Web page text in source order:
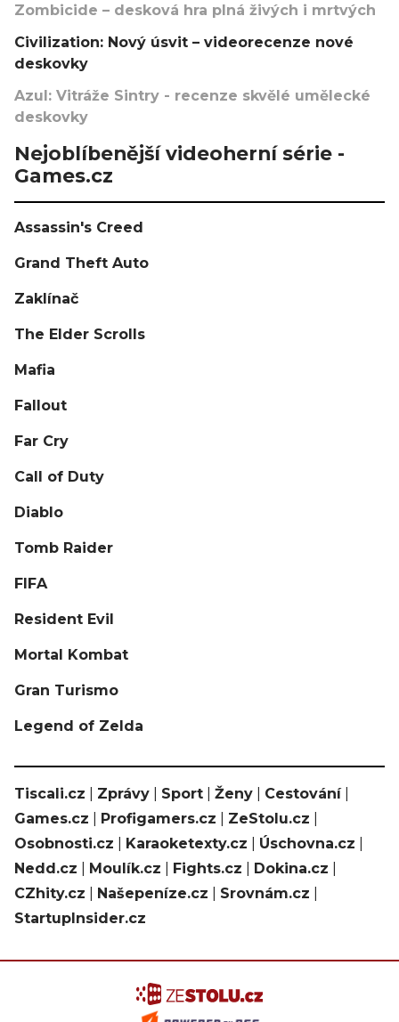
Zombicide – desková hra plná živých i mrtvých
Civilization: Nový úsvit – videorecenze nové
deskovky
Azul: Vitráže Sintry - recenze skvělé umělecké
deskovky
Nejoblíbenější videoherní série -
Games.cz
Assassin's Creed
Grand Theft Auto
Zaklínač
The Elder Scrolls
Mafia
Fallout
Far Cry
Call of Duty
Diablo
Tomb Raider
FIFA
Resident Evil
Mortal Kombat
Gran Turismo
Legend of Zelda
Tiscali.cz Zprávy Sport Ženy Cestování|
Games.cz
Profigamers.cz ZeStolu.cz
Osobnosti.cz
Karaoketexty.cz Úschovna.cz
Nedd.cz
Moulík.cz Fights.cz Dokina.cz
CZhity.cz
Našepeníze.cz Srovnám.cz
StartupInsider.cz